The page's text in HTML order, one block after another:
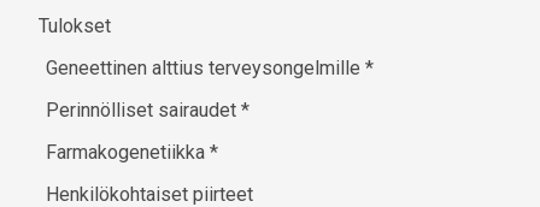
Tulokset
Geneettinen alttius terveysongelmille*
Perinnölliset sairaudet*
Farmakogenetiikka*
Henkilökohtaiset piirteet